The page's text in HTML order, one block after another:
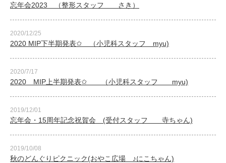
忘年会2023 （整形スタッフ さき）
2020/12/25
2020 MIP下半期発表✩ （小児科スタッフ myu)
2020/7/17
2020 MIP上半期発表✩ （小児科スタッフ myu)
2019/12/01
忘年会・15周年記念祝賀会 (受付スタッフ 寺ちゃん)
2019/10/08
秋のどんぐりピクニック(おやこ広場 ♪にこちゃん)